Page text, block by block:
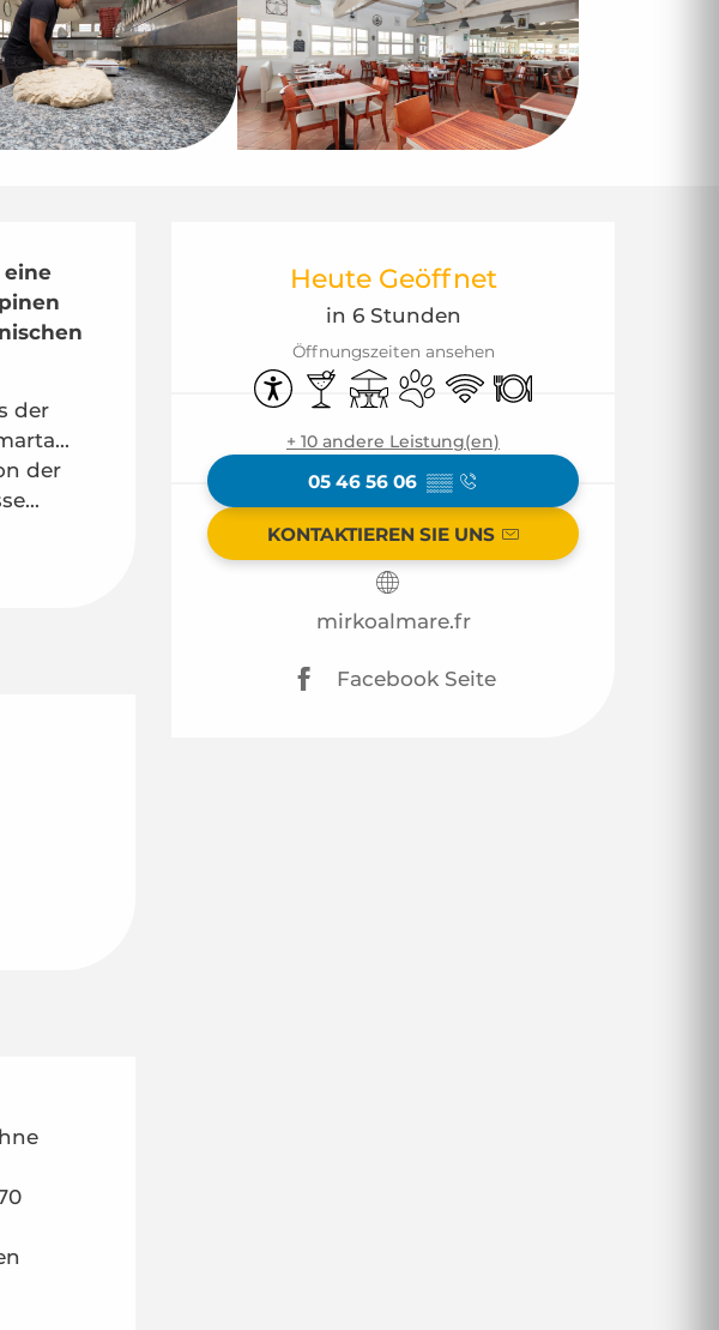
Öffnungszeiten &
Heute Geöffnet
in 6 Stunden
Öffnungszeiten ansehen
Zugänglichkeit
Bar / Getränkestand
TerrasseTiere erlaubt
Wi-FiRestaurant
+ 10 andere Leistung(en)
05 46 56 06 ▒▒
KONTAKTIEREN SIE UNS
mirkoalmare.fr
Facebook Seite
eine
der
der